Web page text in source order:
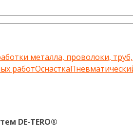
металла, проволоки,
работОснастка
DE-TERO®